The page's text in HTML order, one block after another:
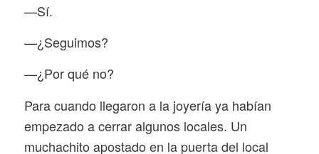
—Sí.
—¿Seguimos?
—¿Por qué no?
Para cuando llegaron a la joyería ya habían
empezado a cerrar algunos locales. Un
muchachito apostado en la puerta del local